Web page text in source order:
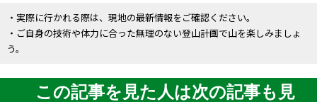
・実際に行かれる際は、現地の最新情報をご確認ください。
・ご自身の技術や体力に合った無理のない登山計画で山を楽しみましょ
う。
この記事を見た人は次の記事も見